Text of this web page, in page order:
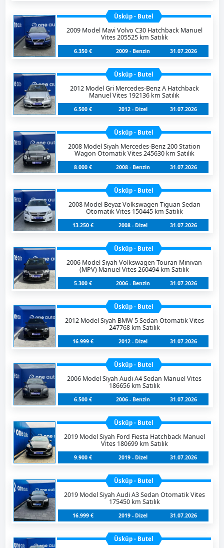
Üsküp - Butel
2009 Model Mavi Volvo C30 Hatchback Manuel
Vites 205525 km Satılık
6.350 € 2009 - Benzin 31.07.2026
Üsküp - Butel
2012 Model Gri Mercedes-Benz A Hatchback
Manuel Vites 192136 km Satılık
6.500 € 2012 - Dizel 31.07.2026
Üsküp - Butel
2008 Model Siyah Mercedes-Benz 200 Station
Wagon Otomatik Vites 245630 km Satılık
8.000 € 2008 - Benzin 31.07.2026
Üsküp - Butel
2008 Model Beyaz Volkswagen Tiguan Sedan
Otomatik Vites 150445 km Satılık
13.250 € 2008 - Dizel 31.07.2026
Üsküp - Butel
2006 Model Siyah Volkswagen Touran Minivan
(MPV) Manuel Vites 260494 km Satılık
5.300 € 2006 - Benzin 31.07.2026
Üsküp - Butel
2012 Model Siyah BMW 5 Sedan Otomatik Vites
247768 km Satılık
16.999 € 2012 - Dizel 31.07.2026
Üsküp - Butel
2006 Model Siyah Audi A4 Sedan Manuel Vites
186656 km Satılık
6.500 € 2006 - Benzin 31.07.2026
Üsküp - Butel
2019 Model Siyah Ford Fiesta Hatchback Manuel
Vites 180699 km Satılık
9.900 € 2019 - Dizel 31.07.2026
Üsküp - Butel
2019 Model Siyah Audi A3 Sedan Otomatik Vites
175450 km Satılık
16.999 € 2019 - Dizel 31.07.2026
Üsküp - Butel